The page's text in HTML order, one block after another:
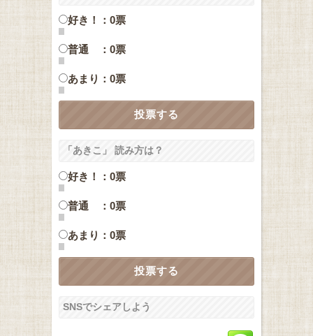
好き！：0票
普通 ：0票
あまり：0票
「あきこ」 読み方は？
好き！：0票
普通 ：0票
あまり：0票
SNSでシェアしよう